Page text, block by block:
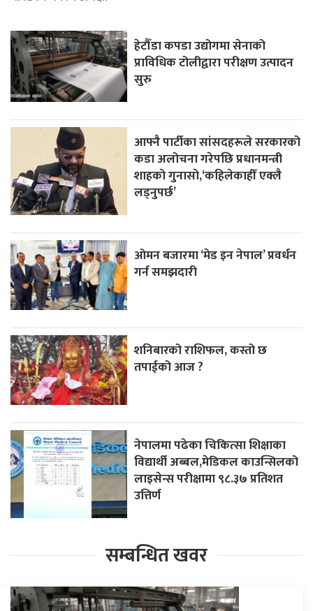
हेटौँडा कपडा उद्योगमा सेनाको
प्राविधिक टोलीद्वारा परीक्षण उत्पादन
सुरु
आफ्नै पार्टीका सांसदहरूले सरकारको
कडा अलोचना गरेपछि प्रधानमन्त्री
शाहकाे गुनासाे,‘कहिलेकाहीँ एक्लै
लड्नुपर्छ’
ओमन बजारमा ‘मेड इन नेपाल’ प्रवर्धन
गर्न समझदारी
शनिबारको राशिफल, कस्तो छ
तपाईको आज ?
नेपालमा पढेका चिकित्सा शिक्षाका
विद्यार्थी अब्बल,मेडिकल काउन्सिलको
लाइसेन्स परीक्षामा ९८.३७ प्रतिशत
उत्तिर्ण
सम्बन्धित खवर